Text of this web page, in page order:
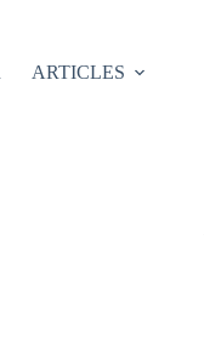
ARTICLES